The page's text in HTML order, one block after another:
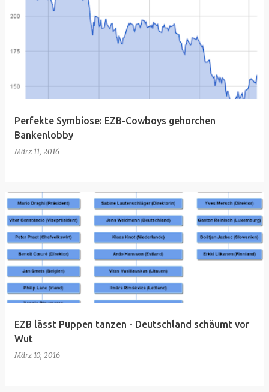
Perfekte Symbiose: EZB-Cowboys gehorchen
Bankenlobby
März 11, 2016
EZB lässt Puppen tanzen - Deutschland schäumt vor
Wut
März 10, 2016